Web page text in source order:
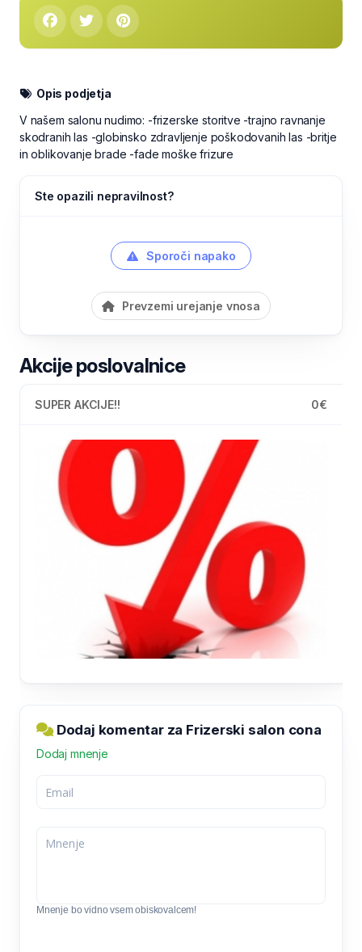
Opis podjetja
V našem salonu nudimo: -frizerske storitve -trajno ravnanje
skodranih las -globinsko zdravljenje poškodovanih las -britje
in oblikovanje brade -fade moške frizure
Ste opazili nepravilnost?
Sporoči napako
Prevzemi urejanje vnosa
Akcije poslovalnice
SUPER AKCIJE!! 0€
Dodaj komentar za Frizerski salon cona
Dodaj mnenje
Mnenje bo vidno vsem obiskovalcem!